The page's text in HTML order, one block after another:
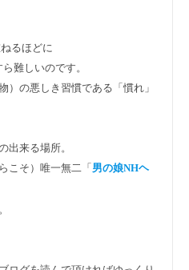
るほどに
難しいのです。
）の悪しき習慣である「慣れ」
出来る場所。
こそ）唯一無二「 男の娘NHヘ